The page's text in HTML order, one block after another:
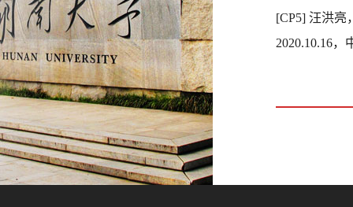
[CP5] 汪洪亮
2020.10.16，